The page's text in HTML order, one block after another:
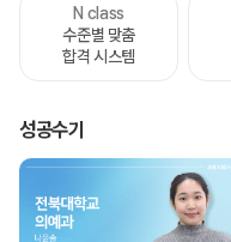
N class
수준별 맞춤
합격 시스템
성공수기